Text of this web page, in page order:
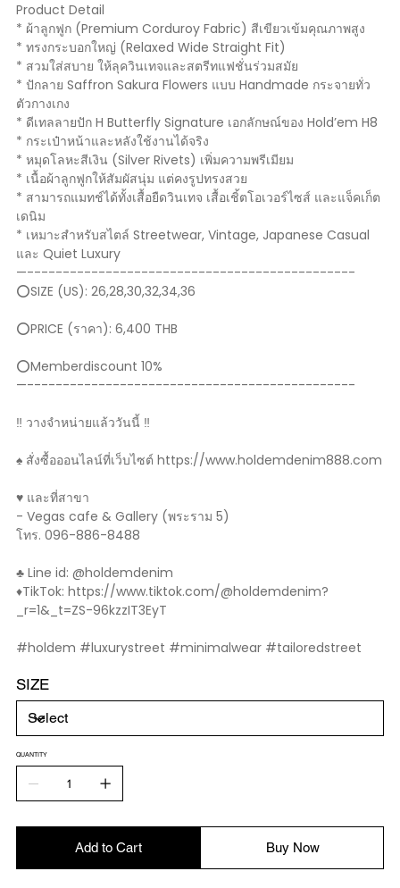
Product Detail
* ผ้าลูกฟูก (Premium Corduroy Fabric) สีเขียวเข้มคุณภาพสูง
* ทรงกระบอกใหญ่ (Relaxed Wide Straight Fit)
* สวมใส่สบาย ให้ลุควินเทจและสตรีทแฟชั่นร่วมสมัย
* ปักลาย Saffron Sakura Flowers แบบ Handmade กระจายทั่ว
ตัวกางเกง
* ดีเทลลายปัก H Butterfly Signature เอกลักษณ์ของ Hold’em H8
* กระเป๋าหน้าและหลังใช้งานได้จริง
* หมุดโลหะสีเงิน (Silver Rivets) เพิ่มความพรีเมียม
* เนื้อผ้าลูกฟูกให้สัมผัสนุ่ม แต่คงรูปทรงสวย
* สามารถแมทช์ได้ทั้งเสื้อยืดวินเทจ เสื้อเชิ้ตโอเวอร์ไซส์ และแจ็คเก็ต
เดนิม
* เหมาะสำหรับสไตล์ Streetwear, Vintage, Japanese Casual
และ Quiet Luxury
—----------------------------------------------
⭕️SIZE (US): 26,28,30,32,34,36
⭕️PRICE (ราคา): 6,400 THB
⭕️Memberdiscount 10%
—----------------------------------------------
‼️ วางจำหน่ายแล้ววันนี้ ‼️
♠️ สั่งซื้อออนไลน์ที่เว็บไซต์ https://www.holdemdenim888.com
♥️ และที่สาขา
- Vegas cafe & Gallery (พระราม 5)
โทร. 096-886-8488
♣️ Line id: @holdemdenim
♦️TikTok: https://www.tiktok.com/@holdemdenim?
_r=1&_t=ZS-96kzzIT3EyT
#holdem #luxurystreet #minimalwear #tailoredstreet
SIZE
QUANTITY
Add to Cart Buy Now